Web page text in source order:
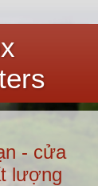
- cửa
lượng